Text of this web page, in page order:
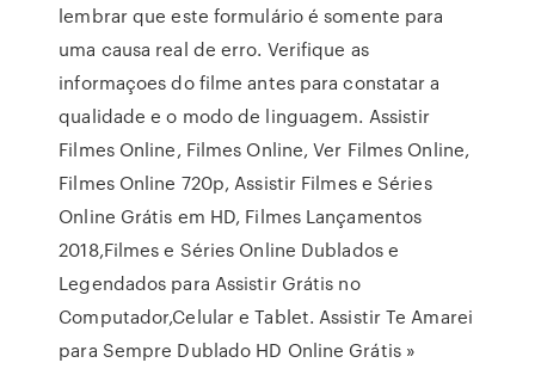
lembrar que este formulário é somente para
uma causa real de erro. Verifique as
informaçoes do filme antes para constatar a
qualidade e o modo de linguagem. Assistir
Filmes Online, Filmes Online, Ver Filmes Online,
Filmes Online 720p, Assistir Filmes e Séries
Online Grátis em HD, Filmes Lançamentos
2018,Filmes e Séries Online Dublados e
Legendados para Assistir Grátis no
Computador,Celular e Tablet. Assistir Te Amarei
para Sempre Dublado HD Online Grátis »